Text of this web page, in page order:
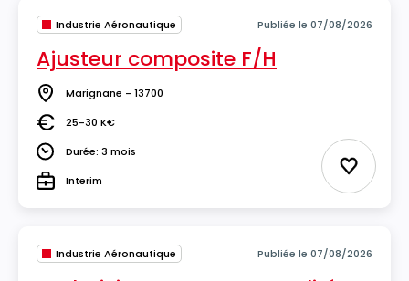
Industrie Aéronautique Publiée le 07/08/2026
Ajusteur composite F/H
Lieu Marignane - 13700
Salaire25-30 K€
DuréeDurée: 3 mois
TypeInterim Ajouter
Industrie Aéronautique Publiée le 07/08/2026